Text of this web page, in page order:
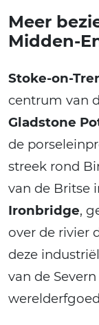
Meer
Midden-
Stoke-on-
centrum van
Gladstone
de
streek rond
van de Britse
Ironbridge,
over de rivier
deze
van de